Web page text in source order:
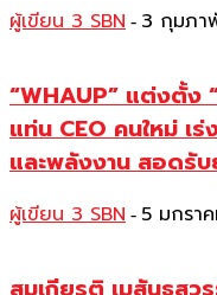
ผู้เขียน 3 SBN - 3 กุมภา
“WHAUP” แต่งตั้ง
แท่น CEO คนใหม่ เ
และพลังงาน สอดรับ
ผู้เขียน 3 SBN - 5 มกรา